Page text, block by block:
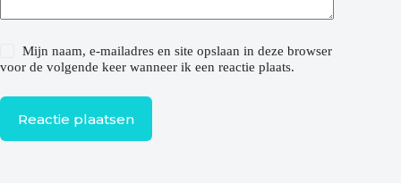
Mijn naam, e-mailadres en site opslaan in deze browser
voor de volgende keer wanneer ik een reactie plaats.
Reactie plaatsen